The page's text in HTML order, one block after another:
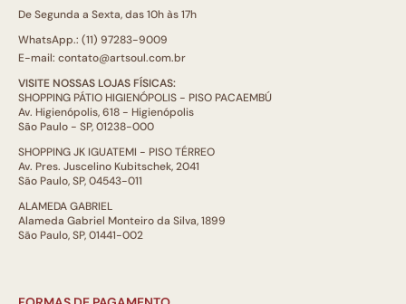
De Segunda a Sexta, das 10h às 17h
WhatsApp.: (11) 97283-9009
E-mail: contato@artsoul.com.br
VISITE NOSSAS LOJAS FÍSICAS:
SHOPPING PÁTIO HIGIENÓPOLIS - PISO PACAEMBÚ
Av. Higienópolis, 618 - Higienópolis
São Paulo - SP, 01238-000
SHOPPING JK IGUATEMI - PISO TÉRREO
Av. Pres. Juscelino Kubitschek, 2041
São Paulo, SP, 04543-011
ALAMEDA GABRIEL
Alameda Gabriel Monteiro da Silva, 1899
São Paulo, SP, 01441-002